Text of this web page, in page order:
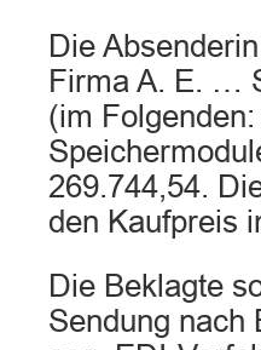
Die
Firma A. E. …
(im
269.744,54.
den Kaufpreis
Die Beklagte
Sendung nach